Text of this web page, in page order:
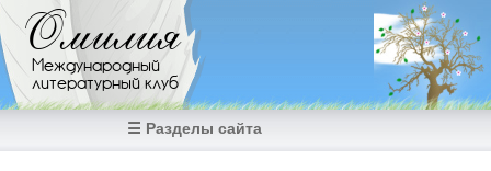
Перейти к основному содержанию
Омилия
Международный
литературный клуб
☰ Разделы сайта